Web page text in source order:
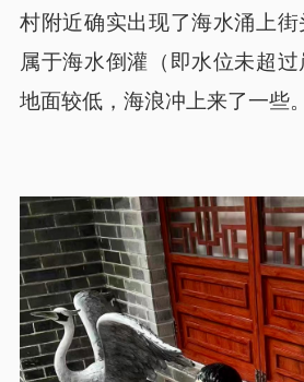
村附近确实出现了海水涌上
属于海水倒灌（即水位未超
地面较低，海浪冲上来了一些。